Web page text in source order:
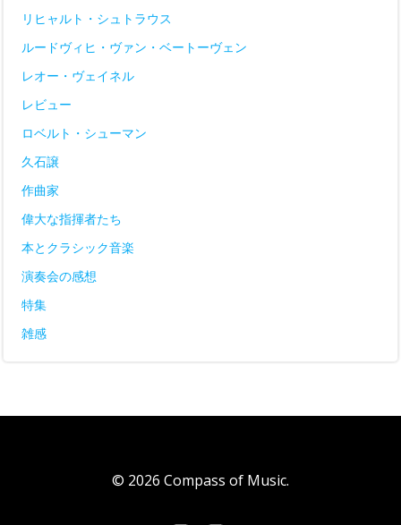
リヒャルト・シュトラウス
ルードヴィヒ・ヴァン・ベートーヴェン
レオー・ヴェイネル
レビュー
ロベルト・シューマン
久石譲
作曲家
偉大な指揮者たち
本とクラシック音楽
演奏会の感想
特集
雑感
© 2026 Compass of Music.